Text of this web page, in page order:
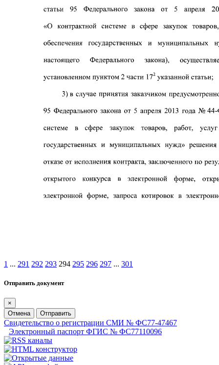
1 ... 291 292 293 294 295 296 297 ... 301
Отправить документ
×
Отмена
Отправить
Свидетельство о регистрации СМИ № ФС77-47467
Электронный паспорт ФГИС № ФС77110096